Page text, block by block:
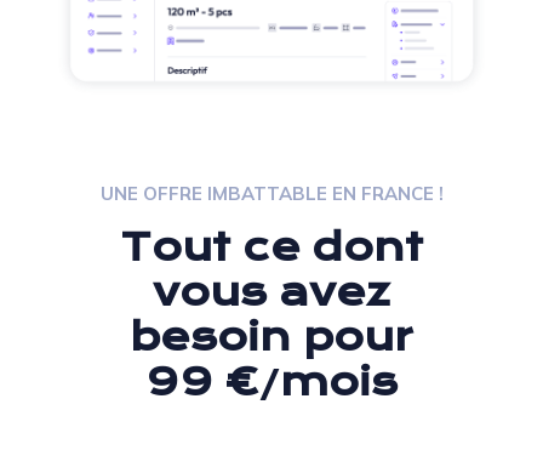
UNE OFFRE IMBATTABLE EN FRANCE !
Tout ce dont
vous avez
besoin pour
99 €/mois